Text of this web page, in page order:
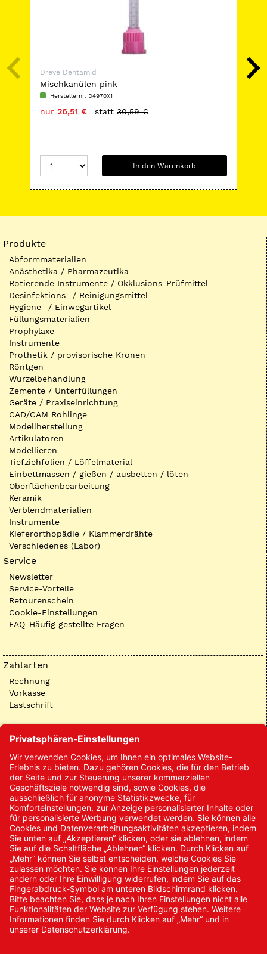
Dreve Dentamid
Mischkanülen pink
Herstellernr: D4970X1
nur 26,51 € statt 30,59 €
In den Warenkorb
Produkte
Abformmaterialien
Anästhetika / Pharmazeutika
Rotierende Instrumente / Okklusions-Prüfmittel
Desinfektions- / Reinigungsmittel
Hygiene- / Einwegartikel
Füllungsmaterialien
Prophylaxe
Instrumente
Prothetik / provisorische Kronen
Röntgen
Wurzelbehandlung
Zemente / Unterfüllungen
Geräte / Praxiseinrichtung
CAD/CAM Rohlinge
Modellherstellung
Artikulatoren
Modellieren
Tiefziehfolien / Löffelmaterial
Einbettmassen / gießen / ausbetten / löten
Oberflächenbearbeitung
Keramik
Verblendmaterialien
Instrumente
Kieferorthopädie / Klammerdrähte
Verschiedenes (Labor)
Service
Newsletter
Service-Vorteile
Retourenschein
Cookie-Einstellungen
FAQ-Häufig gestellte Fragen
Zahlarten
Rechnung
Vorkasse
Lastschrift
Kontakt
Kontakt/Anfrage
Neukundenanmeldung
Kennwort vergessen
Bestellungen
Sendung verfolgen